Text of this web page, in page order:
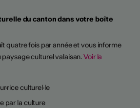
du canton dans votre boîte
quatre fois par année et vous informe
paysage culturel valaisan.Voir la
culturel·le
par la culture